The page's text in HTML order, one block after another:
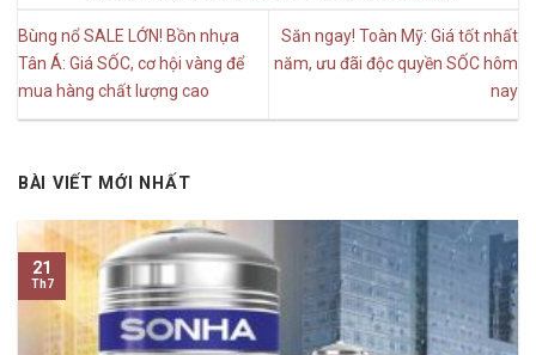
Bùng nổ SALE LỚN! Bồn nhựa
Tân Á: Giá SỐC, cơ hội vàng để
mua hàng chất lượng cao
Săn ngay! Toàn Mỹ: Giá tốt nhất
năm, ưu đãi độc quyền SỐC hôm
nay
BÀI VIẾT MỚI NHẤT
21
Th7